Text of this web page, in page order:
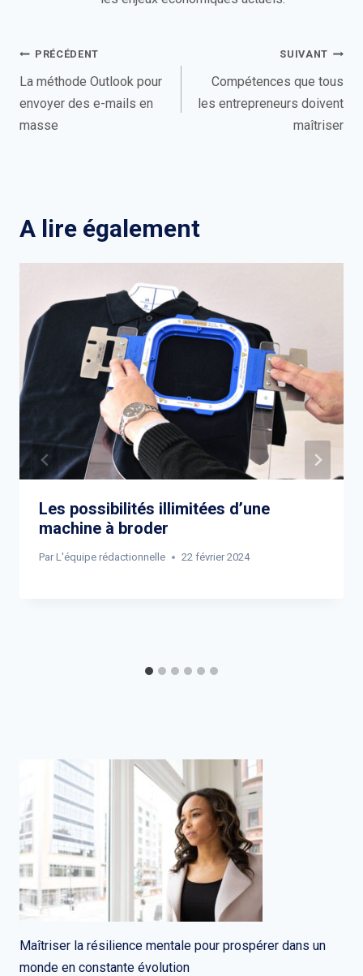
Navigation
de
l’article
PRÉCÉDENT
La méthode Outlook pour
envoyer des e-mails en
masse
SUIVANT
Compétences que tous
les entrepreneurs doivent
maîtriser
A lire également
Les possibilités illimitées d’une
machine à broder
Par L'équipe rédactionnelle 22 février 2024
Maîtriser la résilience mentale pour prospérer dans un
monde en constante évolution